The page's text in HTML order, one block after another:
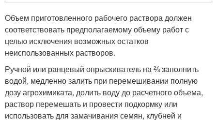
Объем приготовленного рабочего раствора должен
соответствовать предполагаемому объему работ с
целью исключения возможных остатков
неиспользованных растворов.
Ручной или ранцевый опрыскиватель на ⅔ заполнить
водой, медленно залить при перемешивании полную
дозу агрохимиката, долить воду до расчетного объема,
раствор перемешать и провести подкормку или
использовать для замачивания семян, клубней и